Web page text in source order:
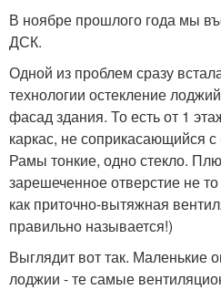
В ноябре прошлого года мы
ДСК.
Одной из проблем сразу
технологии остекление
фасад здания. То есть от 1
каркас, не соприкасающийся
Рамы тонкие, одно стекло.
зарешеченное отверстие не
как приточно-вытяжная
правильно называется!)
Выглядит вот так. Маленькие
лоджии - те самые